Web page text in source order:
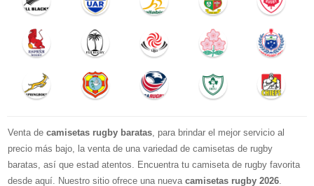
Venta de camisetas rugby baratas, para brindar el mejor servicio al
precio más bajo, la venta de una variedad de camisetas de rugby
baratas, así que estad atentos. Encuentra tu camiseta de rugby favorita
desde aquí. Nuestro sitio ofrece una nueva camisetas rugby 2026.